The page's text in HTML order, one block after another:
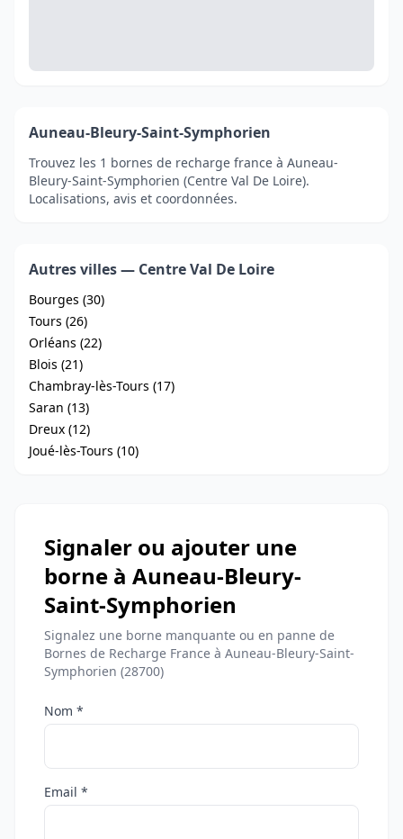
Auneau-Bleury-Saint-Symphorien
Trouvez les 1 bornes de recharge france à Auneau-
Bleury-Saint-Symphorien (Centre Val De Loire).
Localisations, avis et coordonnées.
Autres villes — Centre Val De Loire
Bourges (30)
Tours (26)
Orléans (22)
Blois (21)
Chambray-lès-Tours (17)
Saran (13)
Dreux (12)
Joué-lès-Tours (10)
Signaler ou ajouter une
borne à Auneau-Bleury-
Saint-Symphorien
Signalez une borne manquante ou en panne de
Bornes de Recharge France à Auneau-Bleury-Saint-
Symphorien (28700)
Nom *
Email *